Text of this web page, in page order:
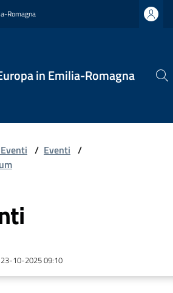
Romagna
in Emilia-Romagna
/ Eventi /
23-10-2025 09:10